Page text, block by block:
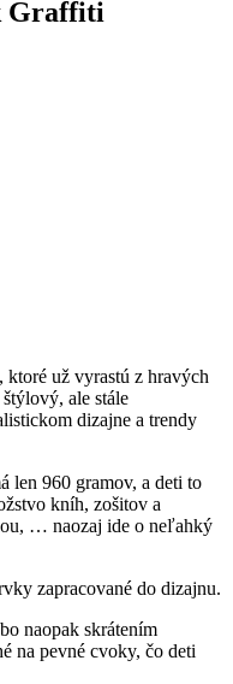
Graffiti
už vyrastú z hravých
ale stále
dizajne a trendy
len 960 gramov, a deti to
kníh, zošitov a
… naozaj ide o neľahký
zapracované do dizajnu.
naopak skrátením
na pevné cvoky, čo deti